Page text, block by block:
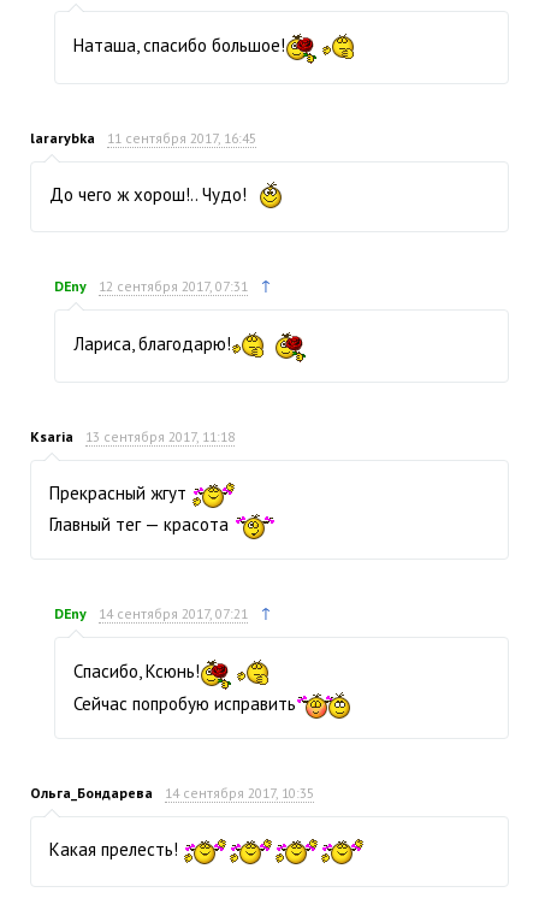
Наташа, спасибо большое!
lararybka 11 сентября 2017, 16:45
До чего ж хорош!.. Чудо!
DEny 12 сентября 2017, 07:31 ↑
Лариса, благодарю!
Ksaria 13 сентября 2017, 11:18
Прекрасный жгут
Главный тег — красота
DEny 14 сентября 2017, 07:21 ↑
Спасибо, Ксюнь!
Сейчас попробую исправить
Ольга_Бондарева 14 сентября 2017, 10:35
Какая прелесть!